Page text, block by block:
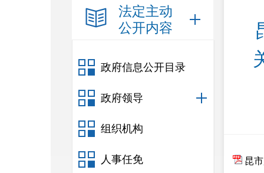
法定主动
公开内容
政府信息公开目录
政府领导
组织机构
人事任免
昆